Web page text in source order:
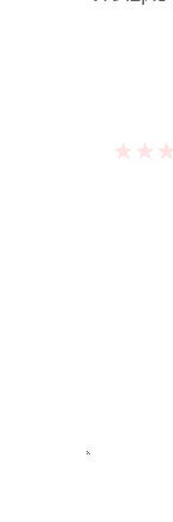
2 מתוך 5 כוכבים 3 מתוך 5 כוכבים 4 מתוך 5 כוכבים